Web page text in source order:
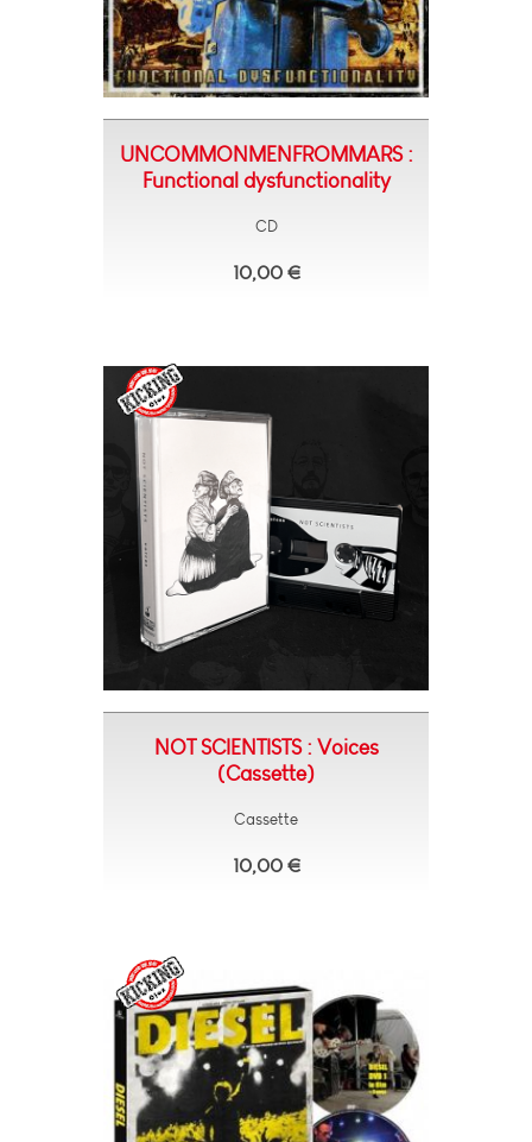
UNCOMMONMENFROMMARS :
Functional dysfunctionality
CD
10,00 €
NOT SCIENTISTS : Voices
(Cassette)
Cassette
10,00 €